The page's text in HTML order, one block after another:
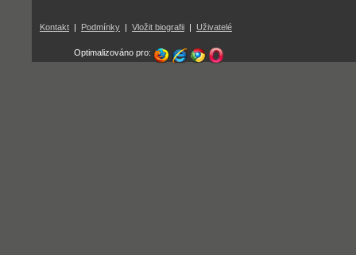
Kontakt | Podmínky | Vložit biografii | Uživatelé
Optimalizováno pro: